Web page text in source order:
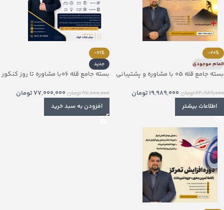
-20%
اتمام موجودی
بسته جامع قله 05 با مشاوره و پشتیبانی
24,989,000تومان 19,989,000تومان
اطلاعات بیشتر
-21%
جدید
بسته جامع قله 06با مشاوره تا روز کنکور
97,000,000تومان 77,000,000تومان
افزودن به سبد خرید